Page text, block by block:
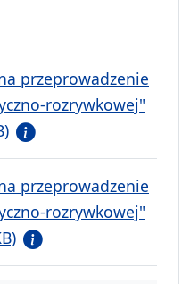
przeprowadzenie
rozrywkowej"
przeprowadzenie
rozrywkowej"